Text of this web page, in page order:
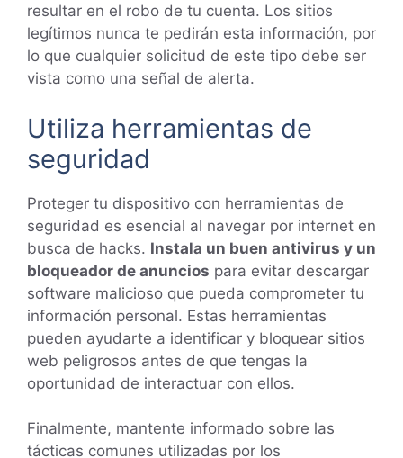
resultar en el robo de tu cuenta. Los sitios
legítimos nunca te pedirán esta información, por
lo que cualquier solicitud de este tipo debe ser
vista como una señal de alerta.
Utiliza herramientas de
seguridad
Proteger tu dispositivo con herramientas de
seguridad es esencial al navegar por internet en
busca de hacks. Instala un buen antivirus y un
bloqueador de anuncios para evitar descargar
software malicioso que pueda comprometer tu
información personal. Estas herramientas
pueden ayudarte a identificar y bloquear sitios
web peligrosos antes de que tengas la
oportunidad de interactuar con ellos.
Finalmente, mantente informado sobre las
tácticas comunes utilizadas por los